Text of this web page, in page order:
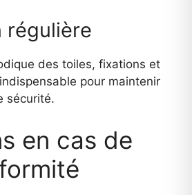
régulière
des toiles, fixations et
pour maintenir
sécurité.
en cas de